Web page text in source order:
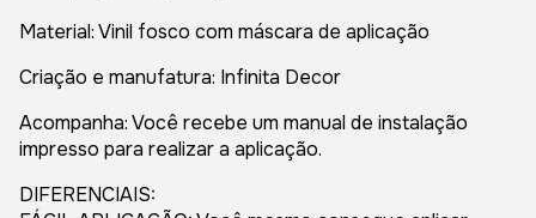
Material: Vinil fosco com máscara de aplicação
Criação e manufatura: Infinita Decor
Acompanha: Você recebe um manual de instalação
impresso para realizar a aplicação.
DIFERENCIAIS: